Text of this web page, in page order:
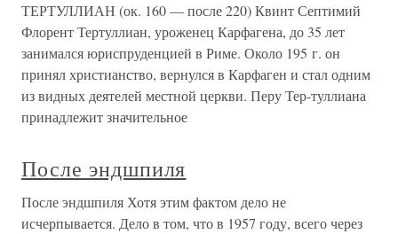
ТЕРТУЛЛИАН (ок. 160 — после 220) Квинт Септимий
Флорент Тертуллиан, уроженец Карфагена, до 35 лет
занимался юриспруденцией в Риме. Около 195 г. он
принял христианство, вернулся в Карфаген и стал одним
из видных деятелей местной церкви. Перу Тер-туллиана
принадлежит значительное
После эндшпиля
После эндшпиля Хотя этим фактом дело не
исчерпывается. Дело в том, что в 1957 году, всего через